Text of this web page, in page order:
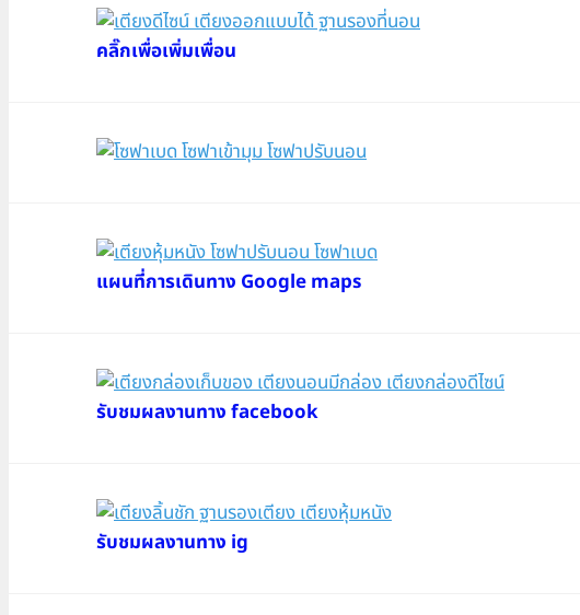
฿8,500.฿6,000.
คลิ๊กเพื่อเพิ่มเพื่อน
แผนที่การเดินทาง Google maps
รับชมผลงานทาง facebook
รับชมผลงานทาง ig